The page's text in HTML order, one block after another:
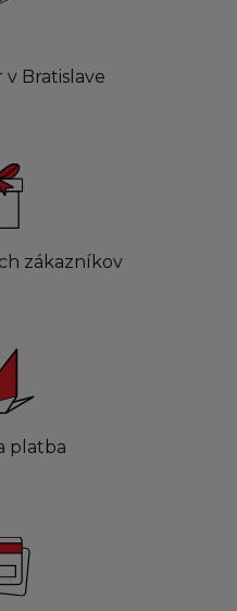
Bratislave
zákazníkov
platba